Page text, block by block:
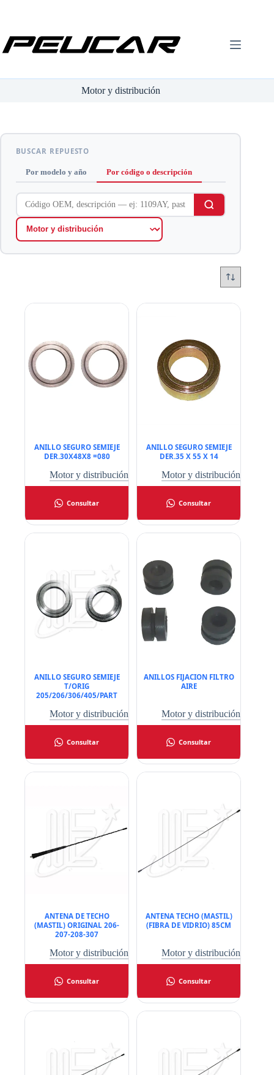
Motor y distribución
BUSCAR REPUESTO
Por modelo y año Por código o descripción
ANILLO SEGURO SEMIEJE
DER.30X48X8 =080
Motor y distribución
Consultar
ANILLO SEGURO SEMIEJE
DER.35 X 55 X 14
Motor y distribución
Consultar
ANILLO SEGURO SEMIEJE
T/ORIG
205/206/306/405/PART
Motor y distribución
Consultar
ANILLOS FIJACION FILTRO
AIRE
Motor y distribución
Consultar
ANTENA DE TECHO
(MASTIL) ORIGINAL 206-
207-208-307
Motor y distribución
Consultar
ANTENA TECHO (MASTIL)
(FIBRA DE VIDRIO) 85CM
Motor y distribución
Consultar